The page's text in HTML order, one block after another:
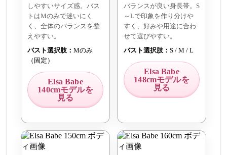
しやすいサイズ感。バス
トはMのみで迷いにく
く、全体のバランスを整
えやすい。
バスト選択肢： Mのみ
（固定）
Elsa Babe
140cmモデルを
見る
バランスが良い身長帯。S
～Lで印象を作り分けや
すく、好みや用途に合わ
せて選びやすい。
バスト選択肢： S / M / L
Elsa Babe
148cmモデルを
見る